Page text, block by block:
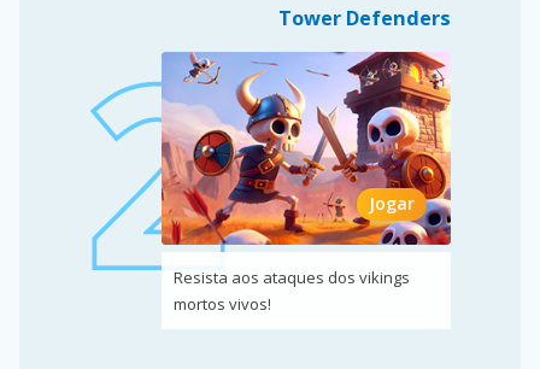
Tower Defenders
Jogar
Resista aos ataques dos vikings
mortos vivos!